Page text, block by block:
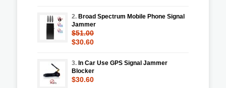
2. Broad Spectrum Mobile Phone Signal
Jammer
$51.00
$30.60
3. In Car Use GPS Signal Jammer
Blocker
$30.60